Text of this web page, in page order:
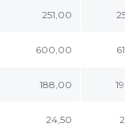
251,00
600,00
188,00
24,50